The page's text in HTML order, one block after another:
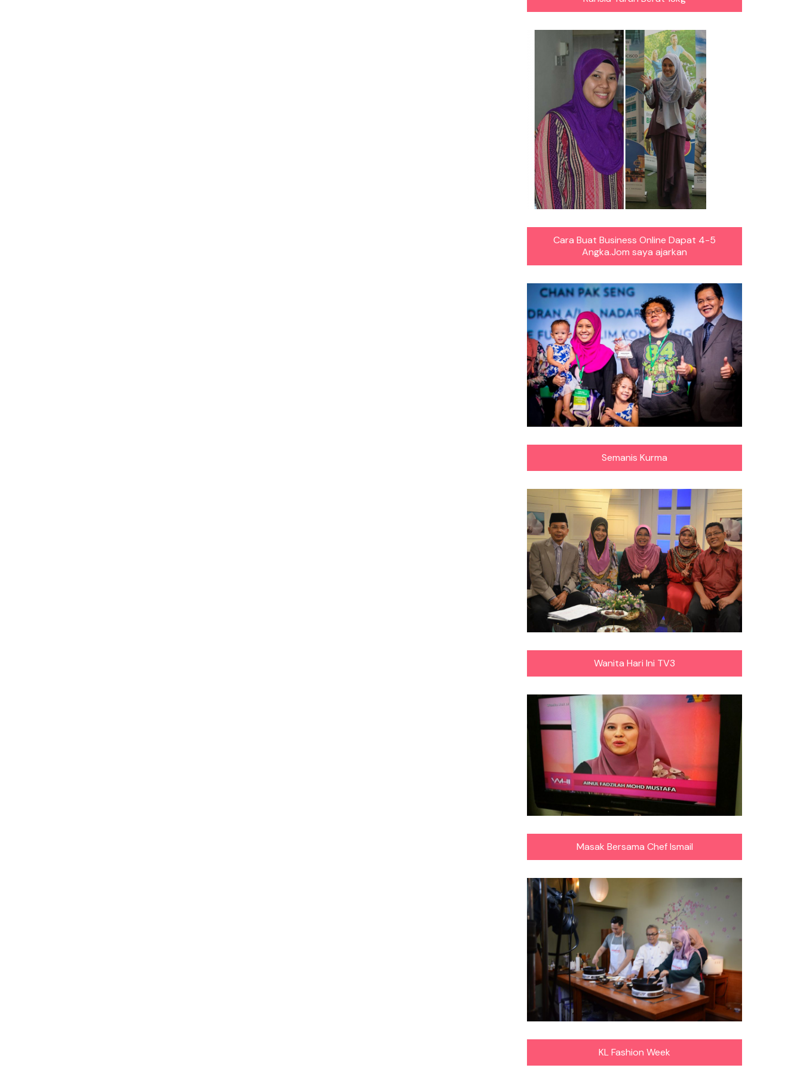
Cara Buat Business Online Dapat 4-5
Angka.Jom saya ajarkan
Semanis Kurma
Wanita Hari Ini TV3
Masak Bersama Chef Ismail
KL Fashion Week